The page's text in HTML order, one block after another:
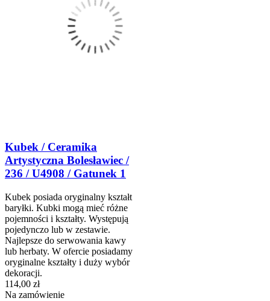
Kubek / Ceramika
Artystyczna Bolesławiec /
236 / U4908 / Gatunek 1
Kubek posiada oryginalny kształt
baryłki. Kubki mogą mieć różne
pojemności i kształty. Występują
pojedynczo lub w zestawie.
Najlepsze do serwowania kawy
lub herbaty. W ofercie posiadamy
oryginalne kształty i duży wybór
dekoracji.
114,00 zł
Na zamówienie